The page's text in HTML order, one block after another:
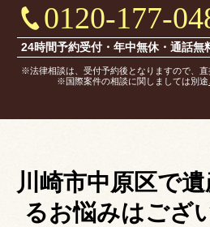
0120-177-
24時間予約受付・年中無休・通話無
※法律相談は、受付予約後となりますので、直
※国際案件の相談に関しましては別途
川崎市中原区で
るお悩みはござ